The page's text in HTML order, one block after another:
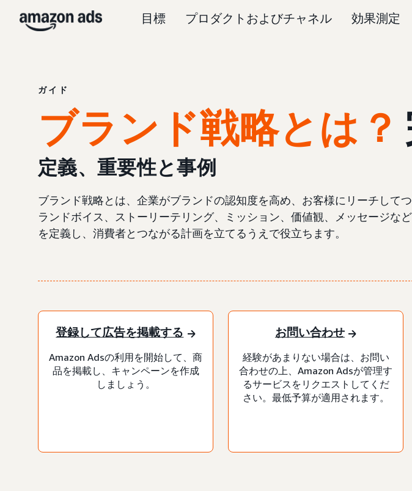
目標 プロダクトおよびチャネル 効果測定
ガイド
ブランド戦略とは？
定義、重要性と事例
ブランド戦略とは、企業がブランドの認知度を高め、お客様にリーチし
ランドボイス、ストーリーテリング、ミッション、価値観、メッセージ
を定義し、消費者とつながる計画を立てるうえで役立ちます。
登録して広告を掲載する
Amazon Adsの利用を開始して、商
品を掲載し、キャンペーンを作成
しましょう。
お問い合わせ
経験があまりない場合は、お問い
合わせの上、Amazon Adsが管理す
るサービスをリクエストしてくだ
さい。最低予算が適用されます。